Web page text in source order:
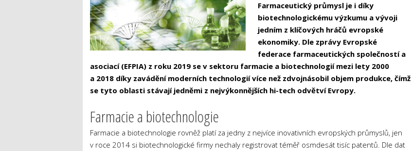
Farmaceutický průmysl je i díky
biotechnologickému výzkumu a vývoji
jedním z klíčových hráčů evropské
ekonomiky. Dle zprávy Evropské
federace farmaceutických společností a
asociací (EFPIA) z roku 2019 se v sektoru farmacie a biotechnologií mezi lety 2000
a 2018 díky zavádění moderních technologií více než zdvojnásobil objem produkce, čímž
se tyto oblasti stávají jedněmi z nejvýkonnějších hi-tech odvětví Evropy.
Farmacie a biotechnologie
Farmacie a biotechnologie rovněž platí za jedny z nejvíce inovativních evropských průmyslů, jen
v roce 2014 si biotechnologické firmy nechaly registrovat téměř osmdesát tisíc patentů. Dle dat